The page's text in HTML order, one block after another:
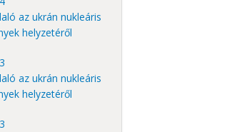
az ukrán nukleáris
helyzetéről
az ukrán nukleáris
helyzetéről